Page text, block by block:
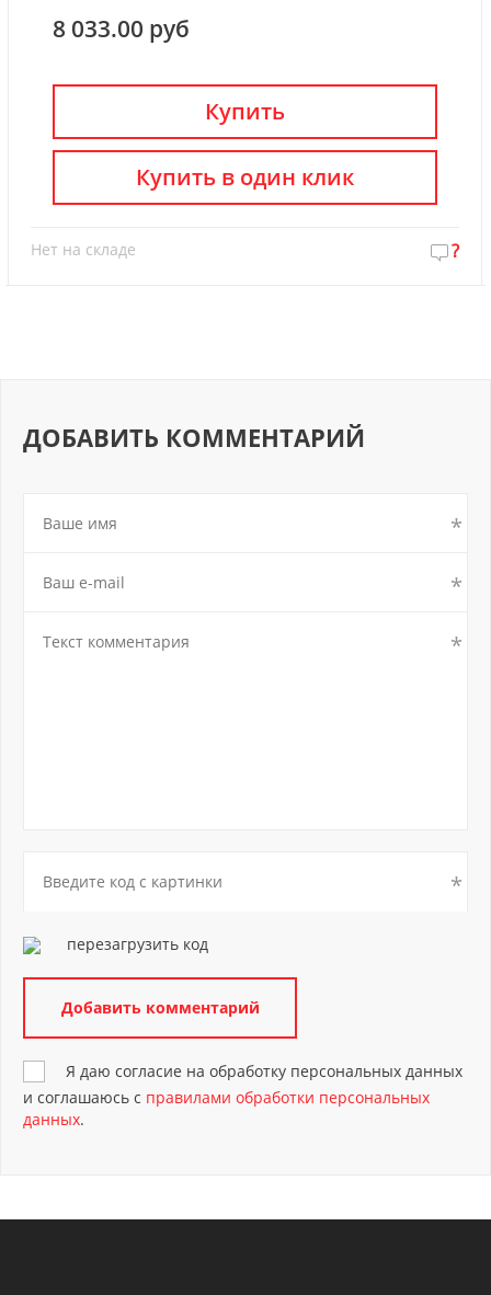
8 033.00 руб
Купить
Нет на складе ?
Купить в один клик
ДОБАВИТЬ КОММЕНТАРИЙ
перезагрузить код
Я даю согласие на обработку персональных данных
и соглашаюсь с правилами обработки персональных
данных.